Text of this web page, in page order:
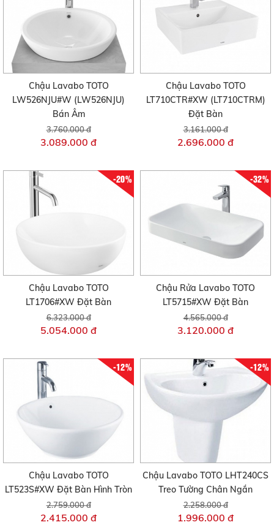
Chậu Lavabo TOTO
LW526NJU#W (LW526NJU)
Bán Âm
3.760.000 đ
3.089.000 đ
Chậu Lavabo TOTO
LT710CTR#XW (LT710CTRM)
Đặt Bàn
3.161.000 đ
2.696.000 đ
-20%
Chậu Lavabo TOTO
LT1706#XW Đặt Bàn
6.323.000 đ
5.054.000 đ
-32%
Chậu Rửa Lavabo TOTO
LT5715#XW Đặt Bàn
4.565.000 đ
3.120.000 đ
-12%
Chậu Lavabo TOTO
LT523S#XW Đặt Bàn Hình Tròn
2.759.000 đ
2.415.000 đ
-12%
Chậu Lavabo TOTO LHT240CS
Treo Tường Chân Ngắn
2.258.000 đ
1.996.000 đ